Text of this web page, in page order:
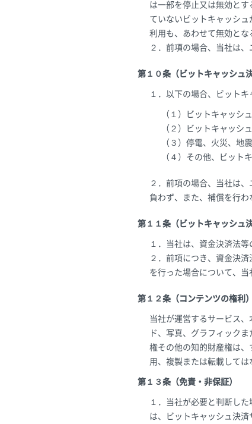
は一部を停止又は無効と
ていないビットキャッシ
利用も、あわせて無効とな
２．前項の場合、当社は
第１０条（ビットキャッシュ
１．以下の場合、ビット
（１）ビットキャッシ
（２）ビットキャッシ
（３）停電、火災、地
（４）その他、ビット
２．前項の場合、当社は
負わず、また、補償を行わ
第１１条（ビットキャッシュ
１．当社は、資金決済法
２．前項につき、資金決
を行った場合について、当
第１２条（コンテンツの権利）
当社が運営するサービス
ド、写真、グラフィック
権その他の知的財産権は
用、複製または転載しては
第１３条（免責・非保証）
１．当社が必要と判断し
は、ビットキャッシュ決